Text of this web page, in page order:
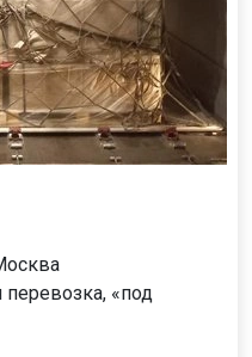
перевозка, «под